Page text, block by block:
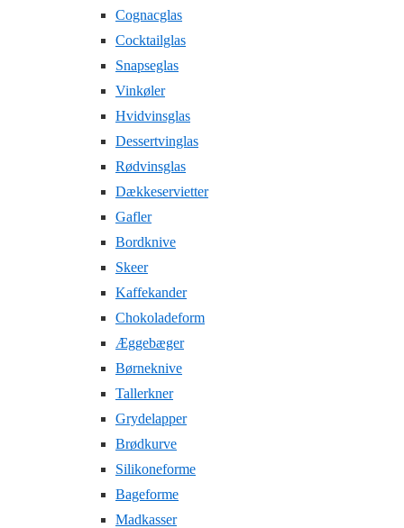
Cognacglas
Cocktailglas
Snapseglas
Vinkøler
Hvidvinsglas
Dessertvinglas
Rødvinsglas
Dækkeservietter
Gafler
Bordknive
Skeer
Kaffekander
Chokoladeform
Æggebæger
Børneknive
Tallerkner
Grydelapper
Brødkurve
Silikoneforme
Bageforme
Madkasser